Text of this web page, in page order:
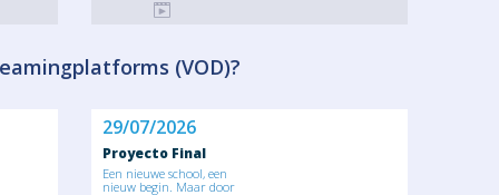
(VOD)?
29/07/2026
Proyecto Final
Een nieuwe school, een
nieuw begin. Maar door